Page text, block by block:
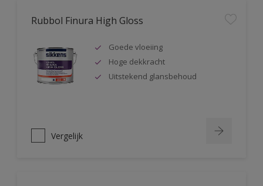
Rubbol Finura High Gloss
Goede vloeiing
Hoge dekkracht
Uitstekend glansbehoud
Vergelijk